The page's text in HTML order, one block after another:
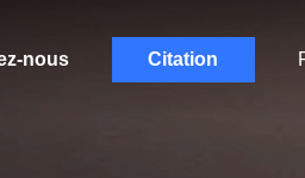
nous Citation